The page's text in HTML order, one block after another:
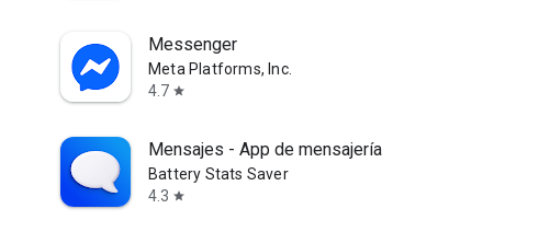
Messenger
Meta Platforms, Inc.
4.7 star
Mensajes - App de mensajería
Battery Stats Saver
4.3 star